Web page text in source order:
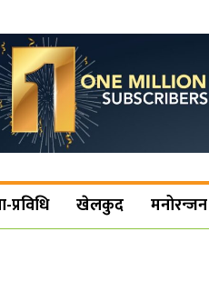
खेलकुद मनोरन्जन